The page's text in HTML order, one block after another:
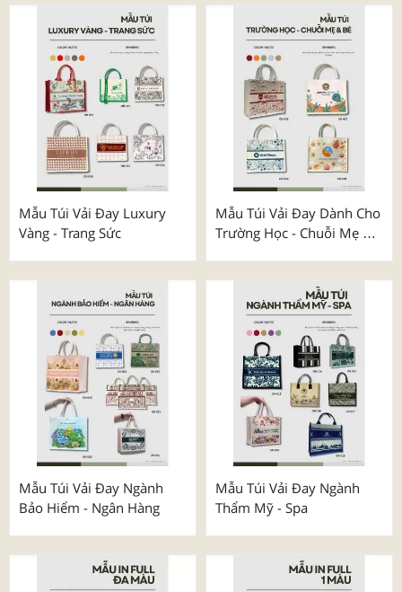
Mẫu Túi Vải Đay Luxury
Vàng - Trang Sức
Mẫu Túi Vải Đay Dành Cho
Trường Học - Chuỗi Mẹ &
Mẫu Túi Vải Đay Ngành
Bảo Hiểm - Ngân Hàng
Mẫu Túi Vải Đay Ngành
Thẩm Mỹ - Spa